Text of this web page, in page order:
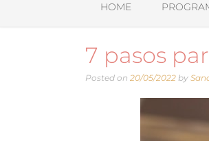
HOME
7 pasos
Posted on 20/05/2022 by